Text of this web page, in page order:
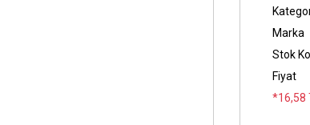
Marka
Stok
Fiyat
*16,58